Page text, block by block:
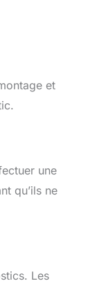
et
une
qu’ils ne
Les